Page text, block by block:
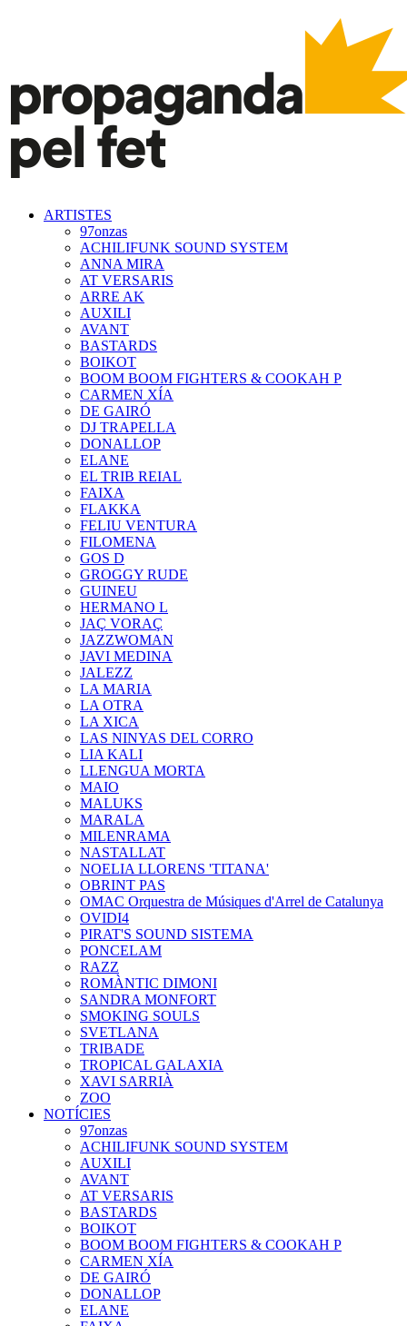
ARTISTES
97onzas
ACHILIFUNK SOUND SYSTEM
ANNA MIRA
AT VERSARIS
ARRE AK
AUXILI
AVANT
BASTARDS
BOIKOT
BOOM BOOM FIGHTERS & COOKAH P
CARMEN XÍA
DE GAIRÓ
DJ TRAPELLA
DONALLOP
ELANE
EL TRIB REIAL
FAIXA
FLAKKA
FELIU VENTURA
FILOMENA
GOS D
GROGGY RUDE
GUINEU
HERMANO L
JAÇ VORAÇ
JAZZWOMAN
JAVI MEDINA
JALEZZ
LA MARIA
LA OTRA
LA XICA
LAS NINYAS DEL CORRO
LIA KALI
LLENGUA MORTA
MAIO
MALUKS
MARALA
MILENRAMA
NASTALLAT
NOELIA LLORENS 'TITANA'
OBRINT PAS
OMAC Orquestra de Músiques d'Arrel de Catalunya
OVIDI4
PIRAT'S SOUND SISTEMA
PONCELAM
RAZZ
ROMÀNTIC DIMONI
SANDRA MONFORT
SMOKING SOULS
SVETLANA
TRIBADE
TROPICAL GALAXIA
XAVI SARRIÀ
ZOO
NOTÍCIES
97onzas
ACHILIFUNK SOUND SYSTEM
AUXILI
AVANT
AT VERSARIS
BASTARDS
BOIKOT
BOOM BOOM FIGHTERS & COOKAH P
CARMEN XÍA
DE GAIRÓ
DONALLOP
ELANE